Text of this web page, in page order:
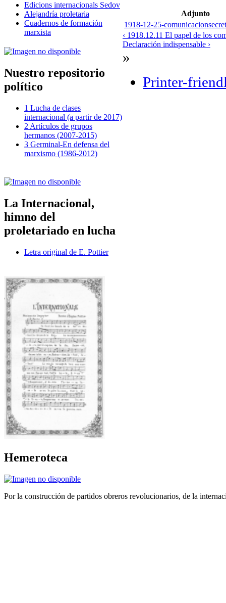
Edicions internacionals Sedov
Alejandría proletaria
Cuadernos de formación
marxista
Nuestro repositorio
político
1 Lucha de clases
internacional (a partir de 2017)
2 Artículos de grupos
hermanos (2007-2015)
3 Germinal-En defensa del
marxismo (1986-2012)
La Internacional,
himno del
proletariado en lucha
Letra original de E. Pottier
Hemeroteca
Adjunto
1918-12-25-
‹ 1918.12.11 El papel de los
Declaración indispensable ›
»
Printer-
Por la construcción de partidos obreros revolucionarios, de la